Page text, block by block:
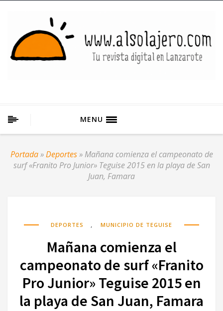
MENU
Portada»Deportes» Mañana comienza el campeonato de
surf «Franito Pro Junior» Teguise 2015 en la playa de San
Juan, Famara
DEPORTES , MUNICIPIO DE TEGUISE
Mañana comienza el
campeonato de surf «Franito
Pro Junior» Teguise 2015 en
la playa de San Juan, Famara